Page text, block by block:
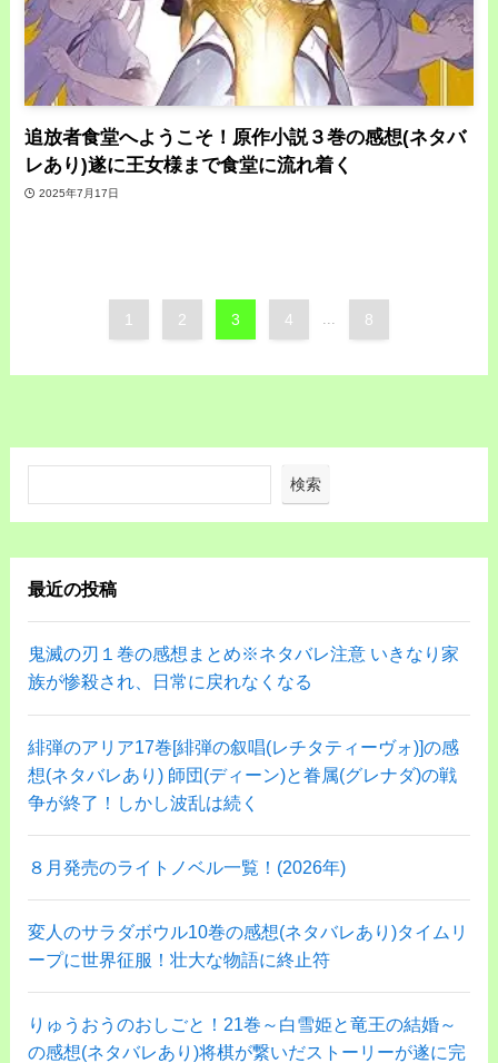
追放者食堂へようこそ！原作小説３巻の感想(ネタバ
レあり)遂に王女様まで食堂に流れ着く
2025年7月17日
1 2 3 4 8
検索
最近の投稿
鬼滅の刃１巻の感想まとめ※ネタバレ注意 いきなり家
族が惨殺され、日常に戻れなくなる
緋弾のアリア17巻[緋弾の叙唱(レチタティーヴォ)]の感
想(ネタバレあり) 師団(ディーン)と眷属(グレナダ)の戦
争が終了！しかし波乱は続く
８月発売のライトノベル一覧！(2026年)
変人のサラダボウル10巻の感想(ネタバレあり)タイムリ
ープに世界征服！壮大な物語に終止符
りゅうおうのおしごと！21巻～白雪姫と竜王の結婚～
の感想(ネタバレあり)将棋が繋いだストーリーが遂に完